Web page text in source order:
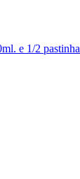
e 1/2 pastinha